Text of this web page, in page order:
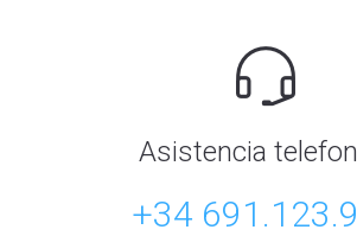
Asistencia
+34